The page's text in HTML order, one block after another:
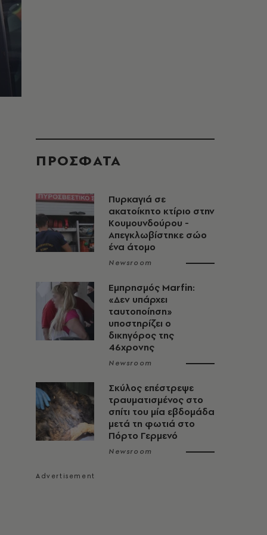
ΠΡΟΣΦΑΤΑ
Πυρκαγιά σε
ακατοίκητο κτίριο στην
Κουμουνδούρου -
Απεγκλωβίστηκε σώο
ένα άτομο
Newsroom
Εμπρησμός Marfin:
«Δεν υπάρχει
ταυτοποίηση»
υποστηρίζει ο
δικηγόρος της
46χρονης
Newsroom
Σκύλος επέστρεψε
τραυματισμένος στο
σπίτι του μία εβδομάδα
μετά τη φωτιά στο
Πόρτο Γερμενό
Newsroom